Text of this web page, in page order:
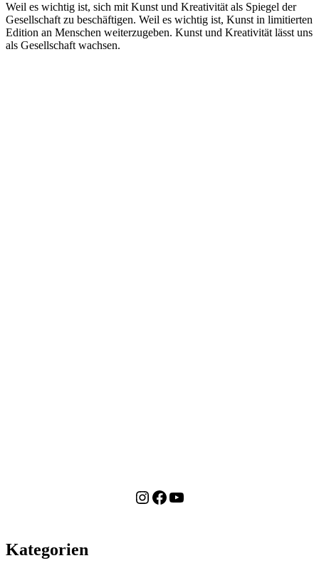
Weil es wichtig ist, sich mit Kunst und Kreativität als Spiegel der
Gesellschaft zu beschäftigen. Weil es wichtig ist, Kunst in limitierten
Edition an Menschen weiterzugeben. Kunst und Kreativität lässt uns
als Gesellschaft wachsen.
Instagram
Facebook
YouTube
Kategorien